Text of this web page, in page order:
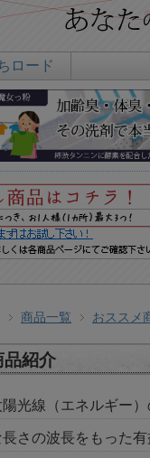
商品一覧 おススメ
品紹介
陽光線（エネルギー
長さの波長をもった